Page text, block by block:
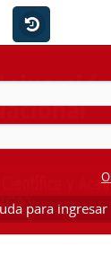
para ingresar